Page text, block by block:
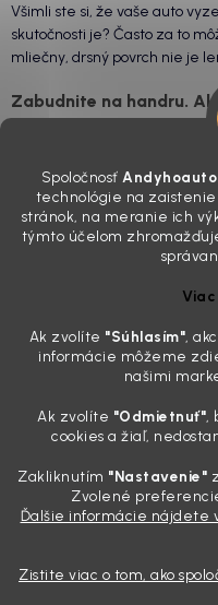
Spoločnosť
technológie na
stránok, na meranie ich
týmto účelom
Ak zvolíte "Súhlasím",
informácie môžeme
našimi
Ak zvolíte "Odmietnuť",
cookies a žiaľ,
Zakliknutím "Nastavenie"
Zvolené
Ďalšie informácie nájdete
Zistite viac o tom, ako
Všimli ste si, že vaše auto
skutočnosti je? Často za to
mliečny, drsný povrch nie je
svoje, plexisklo začne svetlo
Zabudnite na handru.
potrebujete tento
Poznáte ten moment. Vonku
„upratanom“ aute, no pri
mriežkach ventilácie, okolo
drzo pozerá prach. Handra
ktoré sa teraz reálne
31.7.2026
Sobotné ráno, káva v ruke a
niekoho nuda, pre nás
všetky tie fľaštičky, šampóny
pokaziť náladu. Dobrá správa